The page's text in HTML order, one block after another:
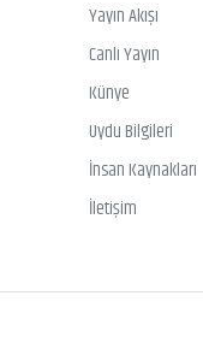
Yayın Akışı
Canlı Yayın
Künye
Uydu Bilgileri
İnsan Kaynakları
İletişim